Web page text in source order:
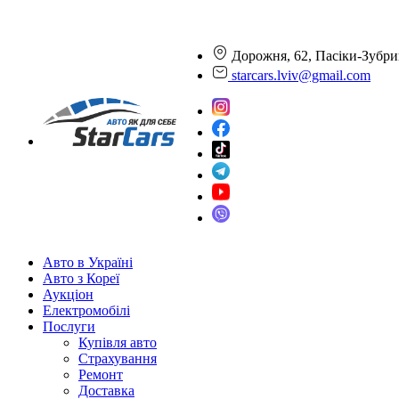
Дорожня, 62, Пасіки-
starcars.lviv@gmail.com
Авто в Україні
Авто з Кореї
Аукціон
Електромобілі
Послуги
Купівля авто
Страхування
Ремонт
Доставка